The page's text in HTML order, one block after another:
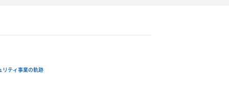
リティ事業の軌跡